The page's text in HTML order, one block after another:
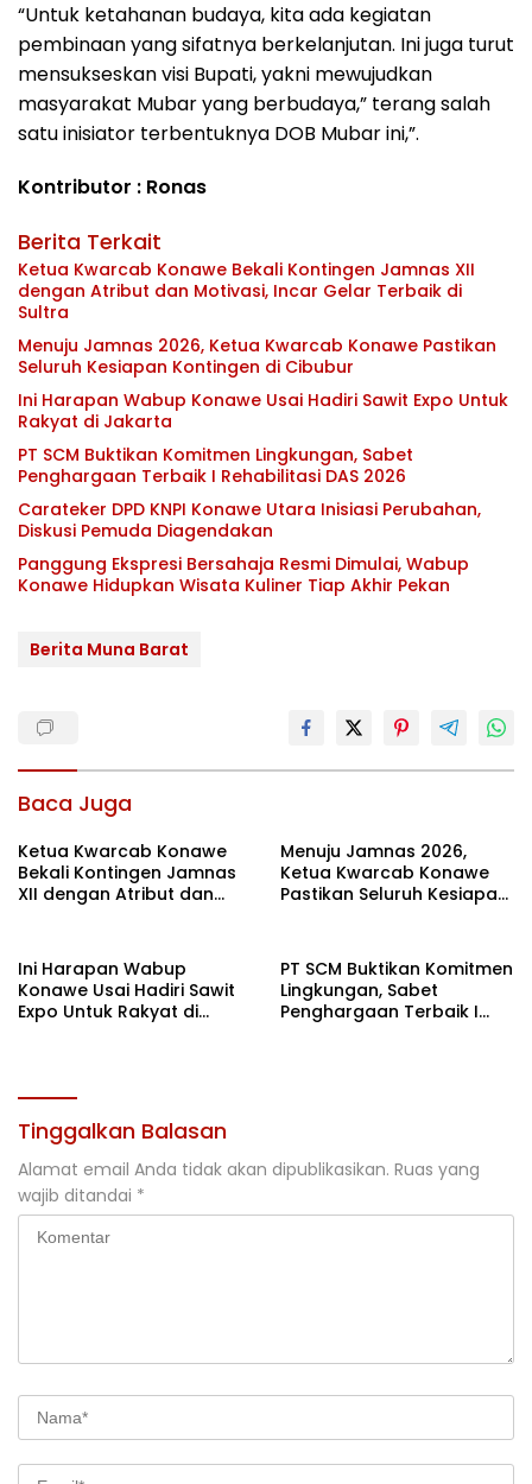
“Untuk ketahanan budaya, kita ada kegiatan
pembinaan yang sifatnya berkelanjutan. Ini juga turut
mensukseskan visi Bupati, yakni mewujudkan
masyarakat Mubar yang berbudaya,” terang salah
satu inisiator terbentuknya DOB Mubar ini,”.
Kontributor : Ronas
Berita Terkait
Ketua Kwarcab Konawe Bekali Kontingen Jamnas XII
dengan Atribut dan Motivasi, Incar Gelar Terbaik di
Sultra
Menuju Jamnas 2026, Ketua Kwarcab Konawe Pastikan
Seluruh Kesiapan Kontingen di Cibubur
Ini Harapan Wabup Konawe Usai Hadiri Sawit Expo Untuk
Rakyat di Jakarta
PT SCM Buktikan Komitmen Lingkungan, Sabet
Penghargaan Terbaik I Rehabilitasi DAS 2026
Carateker DPD KNPI Konawe Utara Inisiasi Perubahan,
Diskusi Pemuda Diagendakan
Panggung Ekspresi Bersahaja Resmi Dimulai, Wabup
Konawe Hidupkan Wisata Kuliner Tiap Akhir Pekan
Berita Muna Barat
Baca Juga
Ketua Kwarcab Konawe
Bekali Kontingen Jamnas
XII dengan Atribut dan
Menuju Jamnas 2026,
Ketua Kwarcab Konawe
Pastikan Seluruh Kesiapan
Ini Harapan Wabup
Konawe Usai Hadiri Sawit
Expo Untuk Rakyat di
PT SCM Buktikan Komitmen
Lingkungan, Sabet
Penghargaan Terbaik I
Tinggalkan Balasan
Alamat email Anda tidak akan dipublikasikan. Ruas yang
wajib ditandai *